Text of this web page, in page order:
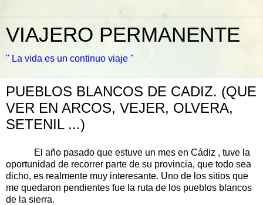
VIAJERO PERMANENTE
" La vida es un continuo viaje "
PUEBLOS BLANCOS DE CADIZ. (QUE
VER EN ARCOS, VEJER, OLVERA,
SETENIL ...)
El año pasado que estuve un mes en Cádiz , tuve la
oportunidad de recorrer parte de su provincia, que todo sea
dicho, es realmente muy interesante. Uno de los sitios que
me quedaron pendientes fue la ruta de los pueblos blancos
de la sierra.